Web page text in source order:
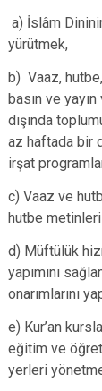
a) İslâm
yürütmek,
b) Vaaz,
basın ve
dışında
az haftada bir
irşat
c) Vaaz ve
hutbe metinleri
d) Müftülük
yapımını
onarımlarını
e) Kur’an
eğitim ve
yerleri